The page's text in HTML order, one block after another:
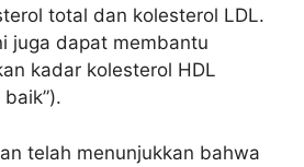
total dan kolesterol LDL.
juga dapat membantu
kadar kolesterol HDL
telah menunjukkan bahwa